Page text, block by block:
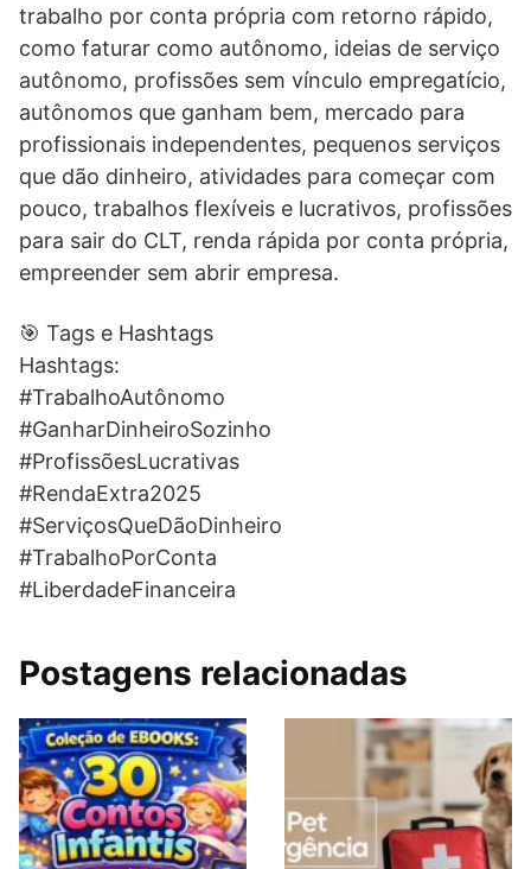
trabalho por conta própria com retorno rápido,
como faturar como autônomo, ideias de serviço
autônomo, profissões sem vínculo empregatício,
autônomos que ganham bem, mercado para
profissionais independentes, pequenos serviços
que dão dinheiro, atividades para começar com
pouco, trabalhos flexíveis e lucrativos, profissões
para sair do CLT, renda rápida por conta própria,
empreender sem abrir empresa.
🎯 Tags e Hashtags
Hashtags:
#TrabalhoAutônomo
#GanharDinheiroSozinho
#ProfissõesLucrativas
#RendaExtra2025
#ServiçosQueDãoDinheiro
#TrabalhoPorConta
#LiberdadeFinanceira
Postagens relacionadas